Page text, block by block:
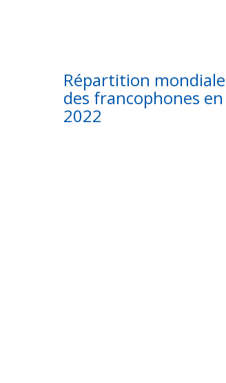
Répartition mondiale
des francophones en
2022